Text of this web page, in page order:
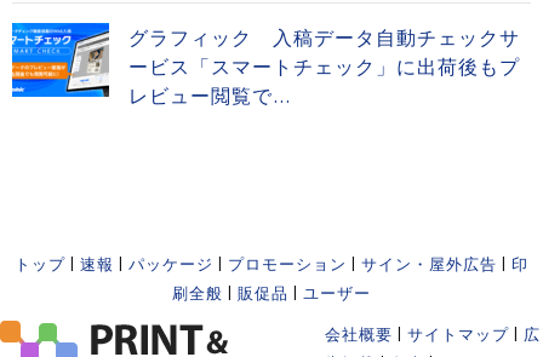
グラフィック 入稿データ自動チェックサ
ービス「スマートチェック」に出荷後もプ
レビュー閲覧で...
トップ 速報 パッケージ プロモーション サイン・屋外広告
印
刷全般
販促品 ユーザー
会社概要 サイトマップ
広